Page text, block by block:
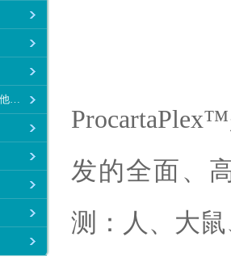
有机试剂、无机试剂、其他生化试剂
发的全面、
测：人、大